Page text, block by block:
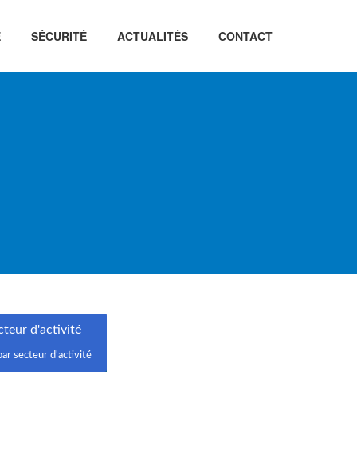
SÉCURITÉ ACTUALITÉS CONTACT
d'activité
secteur d'activité